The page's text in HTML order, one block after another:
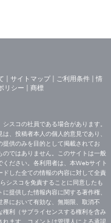
サイトマップ ご利用条件
情
リシー 商標
スコの社員である場合があります。
、投稿者本人の個人的意見であり、
供のみを目的として掲載されてお
のではありません。このサイトは一般
ださい。各利用者は、本Webサイト
した全ての情報の内容に対して全責
シスコを免責することに同意したも
提供した情報内容に関する著作権、
において有効な、無期限、取消不
利（サブライセンスする権利を含み